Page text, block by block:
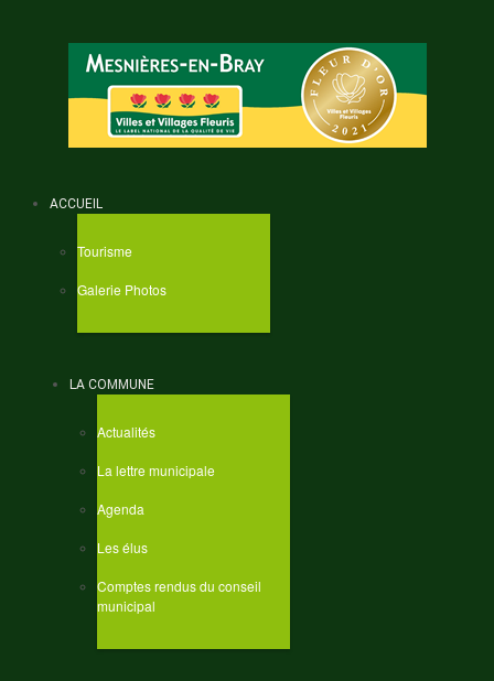
ACCUEIL
Tourisme
Galerie Photos
LA COMMUNE
Actualités
La lettre municipale
Agenda
Les élus
Comptes rendus du conseil
municipal